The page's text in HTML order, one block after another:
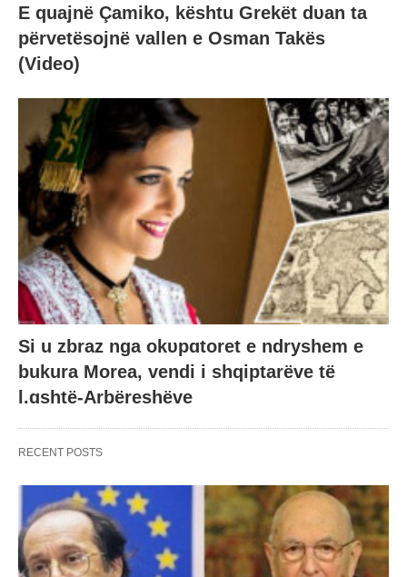
E quajnë Çamiko, kështu Grekët dυan ta
përvetësojnë vallen e Osman Takës
(Video)
Si u zbraz nga okυpɑtoret e ndryshem e
bukura Morea, vendi i shqiptarëve të
l.ɑshtë-Arbëreshëve
RECENT POSTS